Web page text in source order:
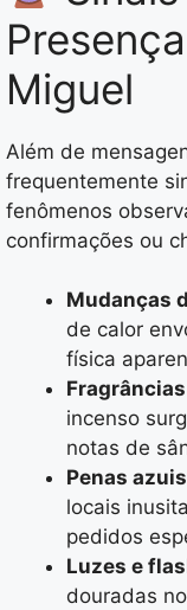
Miguel
Além de
frequentemente
fenômenos
confirmações ou
Mudanças
de calor
física
incenso
notas de
Penas
locais
pedidos
Luzes e
douradas